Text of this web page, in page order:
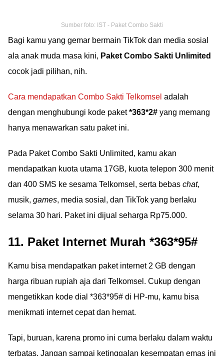
Sumber foto: IST - Paket Combo Sakti
Bagi kamu yang gemar bermain TikTok dan media sosial
ala anak muda masa kini, Paket Combo Sakti Unlimited
cocok jadi pilihan, nih.
Cara mendapatkan Combo Sakti Telkomsel adalah
dengan menghubungi kode paket*363*2# yang memang
hanya menawarkan satu paket ini.
Pada Paket Combo Sakti Unlimited, kamu akan
mendapatkan kuota utama 17GB, kuota telepon 300 menit
dan 400 SMS ke sesama Telkomsel, serta bebas chat,
musik, games, media sosial, dan TikTok yang berlaku
selama 30 hari. Paket ini dijual seharga Rp75.000.
11. Paket Internet Murah *363*95#
Kamu bisa mendapatkan paket internet 2 GB dengan
harga ribuan rupiah aja dari Telkomsel. Cukup dengan
mengetikkan kode dial *363*95# di HP-mu, kamu bisa
menikmati internet cepat dan hemat.
Tapi, buruan, karena promo ini cuma berlaku dalam waktu
terbatas. Jangan sampai ketinggalan kesempatan emas ini